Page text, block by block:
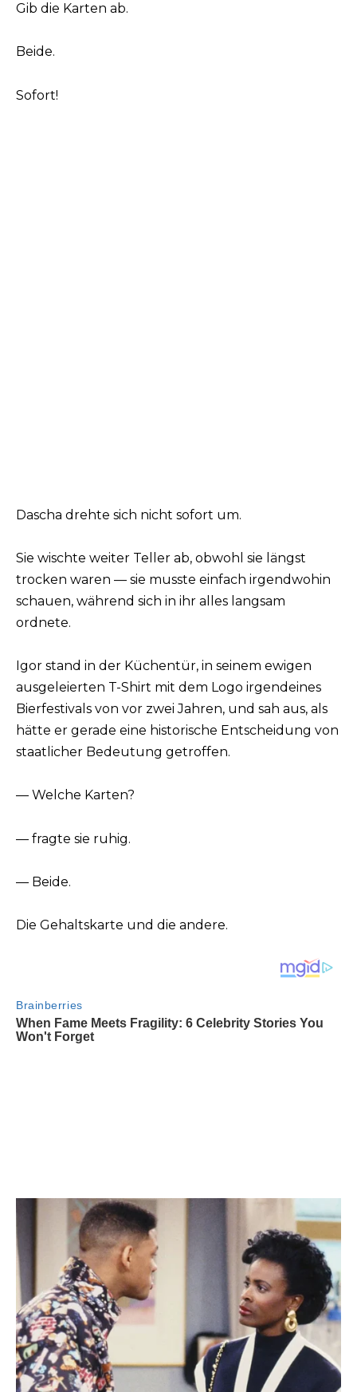
Gib die Karten ab.
Beide.
Sofort!
Dascha drehte sich nicht sofort um.
Sie wischte weiter Teller ab, obwohl sie längst
trocken waren — sie musste einfach irgendwohin
schauen, während sich in ihr alles langsam
ordnete.
Igor stand in der Küchentür, in seinem ewigen
ausgeleierten T-Shirt mit dem Logo irgendeines
Bierfestivals von vor zwei Jahren, und sah aus, als
hätte er gerade eine historische Entscheidung von
staatlicher Bedeutung getroffen.
— Welche Karten?
— fragte sie ruhig.
— Beide.
Die Gehaltskarte und die andere.